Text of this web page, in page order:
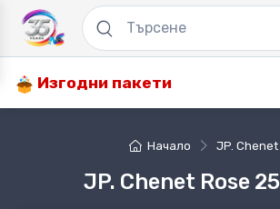
Изгодни пакети
Начало JP. Chenet
JP. Chenet Rose